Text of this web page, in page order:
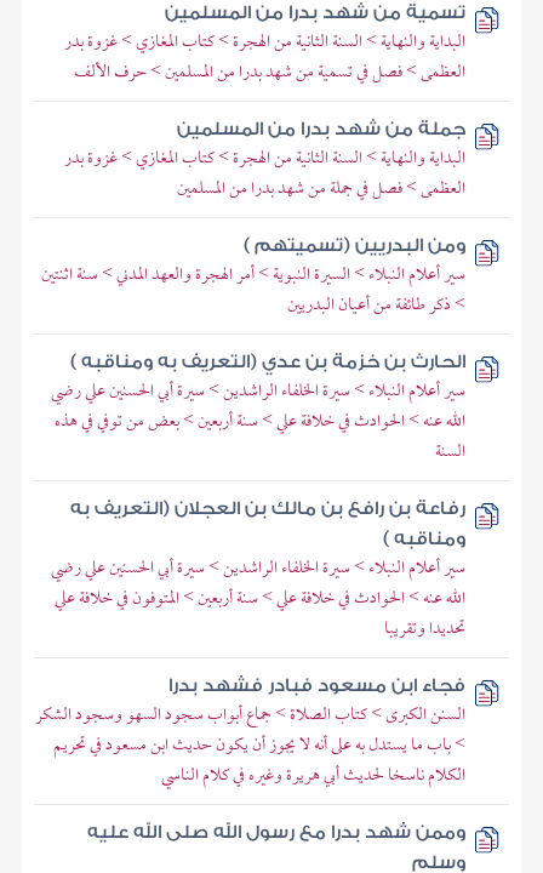
تسمية من شهد بدرا من المسلمين
البداية والنهاية > السنة الثانية من الهجرة > كتاب المغازي > غزوة بدر
العظمى > فصل في تسمية من شهد بدرا من المسلمين > حرف الألف
جملة من شهد بدرا من المسلمين
البداية والنهاية > السنة الثانية من الهجرة > كتاب المغازي > غزوة بدر
العظمى > فصل في جملة من شهد بدرا من المسلمين
ومن البدريين (تسميتهم )
سير أعلام النبلاء > السيرة النبوية > أمر الهجرة والعهد المدني > سنة اثنتين
> ذكر طائفة من أعيان البدريين
الحارث بن خزمة بن عدي (التعريف به ومناقبه )
سير أعلام النبلاء > سيرة الخلفاء الراشدين > سيرة أبي الحسنين علي رضي
الله عنه > الحوادث في خلافة علي > سنة أربعين > بعض من توفي في هذه
السنة
رفاعة بن رافع بن مالك بن العجلان (التعريف به
ومناقبه )
سير أعلام النبلاء > سيرة الخلفاء الراشدين > سيرة أبي الحسنين علي رضي
الله عنه > الحوادث في خلافة علي > سنة أربعين > المتوفون في خلافة علي
تحديدا وتقريبا
فجاء ابن مسعود فبادر فشهد بدرا
السنن الكبرى > كتاب الصلاة > جماع أبواب سجود السهو وسجود الشكر
> باب ما يستدل به على أنه لا يجوز أن يكون حديث ابن مسعود في تحريم
الكلام ناسخا لحديث أبي هريرة وغيره في كلام الناسي
وممن شهد بدرا مع رسول الله صلى الله عليه
وسلم